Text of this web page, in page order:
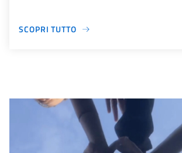
SCOPRI TUTTO